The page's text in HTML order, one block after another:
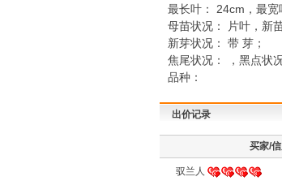
最长叶： 24cm，最
母苗状况： 片叶，新
新芽状况： 带 芽；
焦尾状况： ，黑点状
品种：
出价记录
买家/
驭兰人